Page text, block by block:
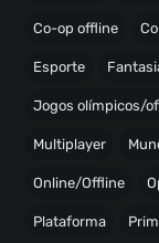
Co-op offline
Esporte
Jogos olímpicos/
Multiplayer
Online/Offline
Plataforma